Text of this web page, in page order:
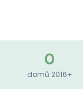
0
domů 2016+